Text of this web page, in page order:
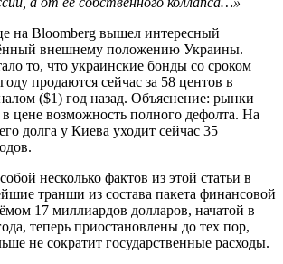
на Bloomberg вышел интересный
внешнему положению Украины.
то, что украинские бонды со сроком
продаются сейчас за 58 центов в
($1) год назад. Объяснение: рынки
цене возможность полного дефолта. На
долга у Киева уходит сейчас 35
несколько фактов из этой статьи в
транши из состава пакета финансовой
17 миллиардов долларов, начатой в
теперь приостановлены до тех пор,
не сократит государственные расходы.